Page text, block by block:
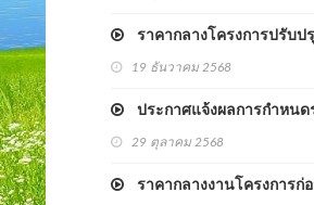
ราคากลางโครงการปรับป
19 ธันวาคม 2568
ประกาศแจ้งผลการกำหนด
29 ตุลาคม 2568
ราคากลางงานโครงการก่